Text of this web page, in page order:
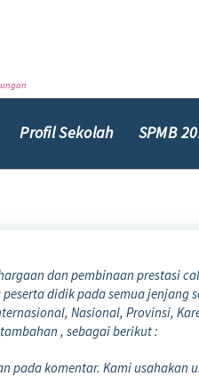
Profil Sekolah SPMB
dan pembinaan prestasi
didik pada semua jenjang
Nasional, Provinsi,
, sebagai berikut :
pada komentar. Kami usahakan